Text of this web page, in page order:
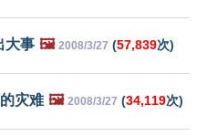
大事 🖼️ 2008/3/27 (57,839次)
灾难 🖼️ 2008/3/27 (34,119次)